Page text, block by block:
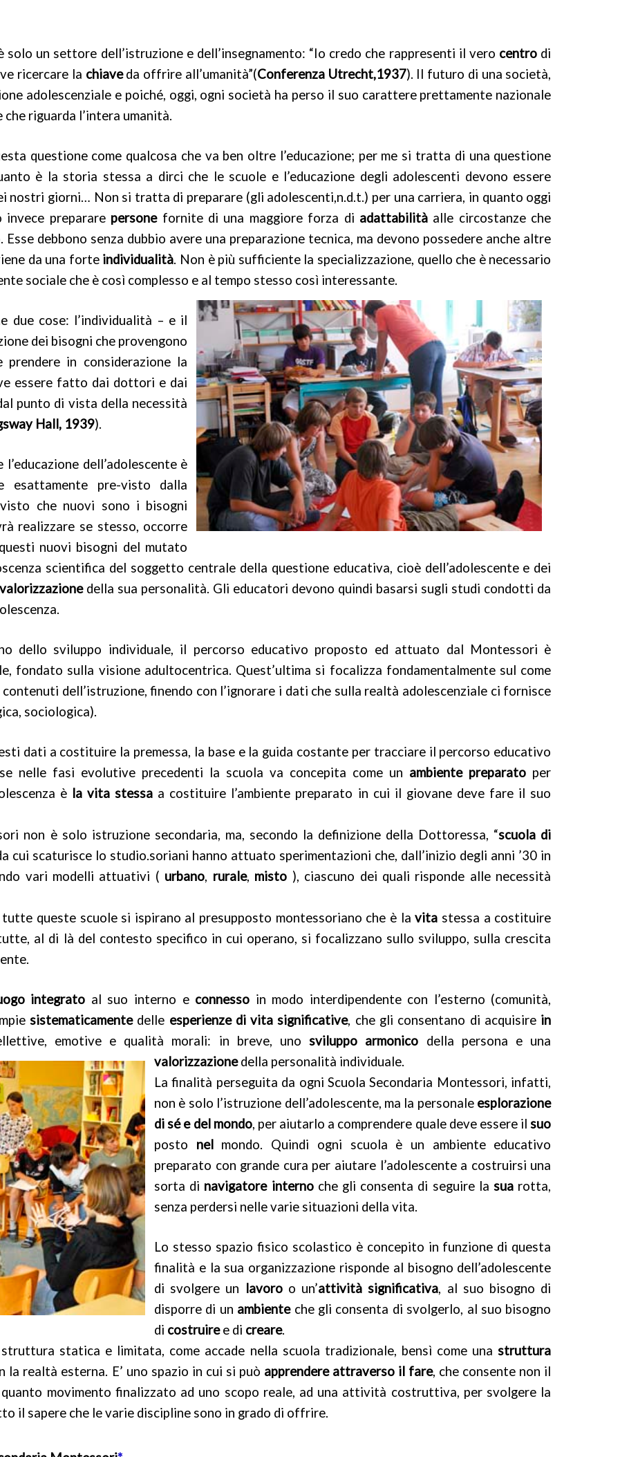
un settore dell’istruzione e dell’insegnamento: “Io credo che rappresenti il vero centro di
ricercare la chiaveda offrire all’umanità”(Conferenza Utrecht,1937). Il futuro di una società,
adolescenziale e poiché, oggi, ogni società ha perso il suo carattere prettamente nazionale
riguarda l’intera umanità.
questione come qualcosa che va ben oltre l’educazione; per me si tratta di una questione
è la storia stessa a dirci che le scuole e l’educazione degli adolescenti devono essere
nostri giorni… Non si tratta di preparare (gli adolescenti,n.d.t.) per una carriera, in quanto oggi
preparare personefornite di una maggiore forza di adattabilità alle circostanze che
debbono senza dubbio avere una preparazione tecnica, ma devono possedere anche altre
da una forte individualità. Non è più sufficiente la specializzazione, quello che è necessario
sociale che è così complesso e al tempo stesso così interessante.
due cose: l’individualità – e il
dei bisogni che provengono
prendere in considerazione la
essere fatto dai dottori e dai
punto di vista della necessità
Hall, 1939).
dell’adolescente è
esattamente pre-visto dalla
che nuovi sono i bisogni
realizzare se stesso, occorre
nuovi bisogni del mutato
scientifica del soggetto centrale della questione educativa, cioè dell’adolescente e dei
valorizzazionedella sua personalità. Gli educatori devono quindi basarsi sugli studi condotti da
dello sviluppo individuale, il percorso educativo proposto ed attuato dal Montessori è
fondato sulla visione adultocentrica. Quest’ultima si focalizza fondamentalmente sul come
dell’istruzione, finendo con l’ignorare i dati che sulla realtà adolescenziale ci fornisce
sociologica).
dati a costituire la premessa, la base e la guida costante per tracciare il percorso educativo
nelle fasi evolutive precedenti la scuola va concepita come un ambiente preparato per
è la vita stessaa costituire l’ambiente preparato in cui il giovane deve fare il suo
non è solo istruzione secondaria, ma, secondo la definizione della Dottoressa, “scuola di
cui scaturisce lo studio.soriani hanno attuato sperimentazioni che, dall’inizio degli anni ’30 in
vari modelli attuativi ( urbano, rurale, misto ), ciascuno dei quali risponde alle necessità
queste scuole si ispirano al presupposto montessoriano che è lavita stessa a costituire
al di là del contesto specifico in cui operano, si focalizzano sullo sviluppo, sulla crescita
integrato al suo interno e connesso in modo interdipendente con l’esterno (comunità,
sistematicamentedelle esperienze di vita significative, che gli consentano di acquisire in
emotive e qualità morali: in breve, unosviluppo armonico della persona e una
valorizzazionedella personalità individuale.
La finalità perseguita da ogni Scuola Secondaria Montessori, infatti,
non è solo l’istruzione dell’adolescente, ma la personale esplorazione
di sé e del mondo, per aiutarlo a comprendere quale deve essere ilsuo
posto nelmondo. Quindi ogni scuola è un ambiente educativo
preparato con grande cura per aiutare l’adolescente a costruirsi una
sorta di navigatore internoche gli consenta di seguire lasua rotta,
senza perdersi nelle varie situazioni della vita.
Lo stesso spazio fisico scolastico è concepito in funzione di questa
finalità e la sua organizzazione risponde al bisogno dell’adolescente
di svolgere un lavoroo un’attività significativa, al suo bisogno di
disporre di un ambienteche gli consenta di svolgerlo, al suo bisogno
di costruiree di creare.
statica e limitata, come accade nella scuola tradizionale, bensì come unastruttura
realtà esterna. E’ uno spazio in cui si può apprendere attraverso il fare, che consente non il
movimento finalizzato ad uno scopo reale, ad una attività costruttiva, per svolgere la
il sapere che le varie discipline sono in grado di offrire.